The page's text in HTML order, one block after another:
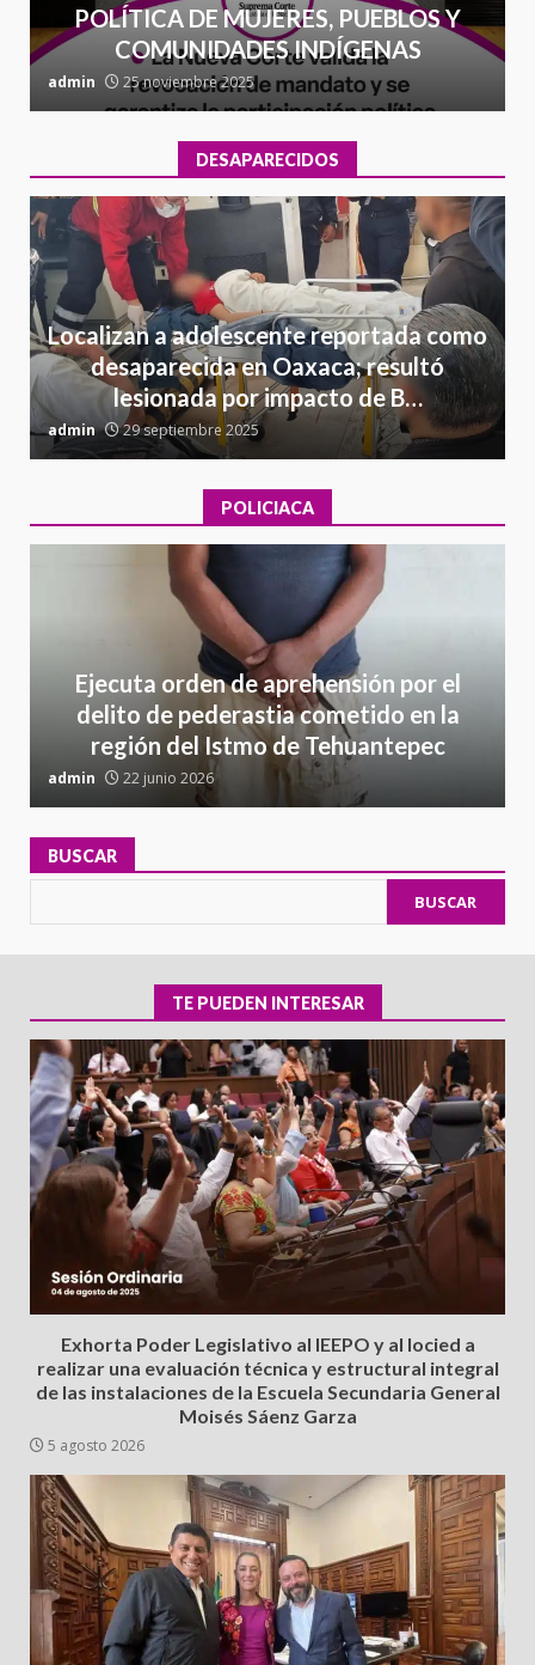
POLÍTICA DE MUJERES, PUEBLOS Y
COMUNIDADES INDÍGENAS
admin 25 noviembre 2025
DESAPARECIDOS
Localizan a adolescente reportada como
desaparecida en Oaxaca; resultó
lesionada por impacto de B…
admin 29 septiembre 2025
POLICIACA
Ejecuta orden de aprehensión por el
delito de pederastia cometido en la
región del Istmo de Tehuantepec
admin 22 junio 2026
BUSCAR
BUSCAR
TE PUEDEN INTERESAR
Exhorta Poder Legislativo al IEEPO y al Iocied a
realizar una evaluación técnica y estructural integral
de las instalaciones de la Escuela Secundaria General
Moisés Sáenz Garza
5 agosto 2026